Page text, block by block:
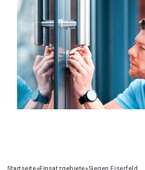
Startseite»Einsatzgebiete»Siegen Eiserfeld